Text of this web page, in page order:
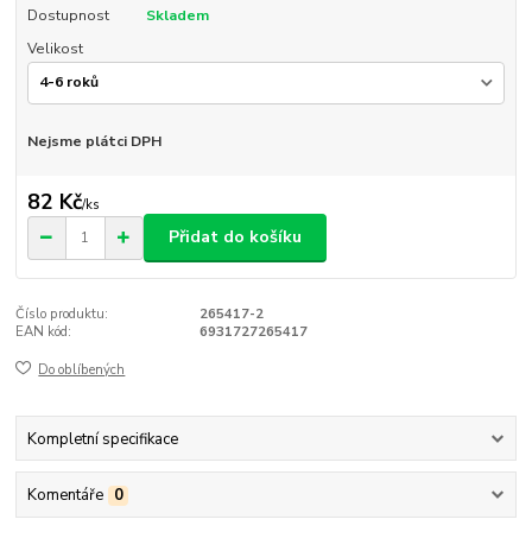
Dostupnost
Skladem
Velikost
Nejsme plátci DPH
82 Kč/ks
Přidat do košíku
Číslo produktu:
265417-2
EAN kód:
6931727265417
Do oblíbených
Kompletní specifikace
Komentáře 0